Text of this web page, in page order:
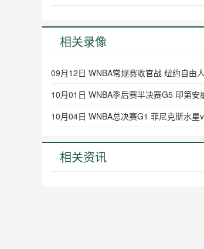
相关录像
09月12日 WNBA常规赛收官战 纽约自由
10月01日 WNBA季后赛半决赛G5 印第
10月04日 WNBA总决赛G1 菲尼克斯水星
相关资讯